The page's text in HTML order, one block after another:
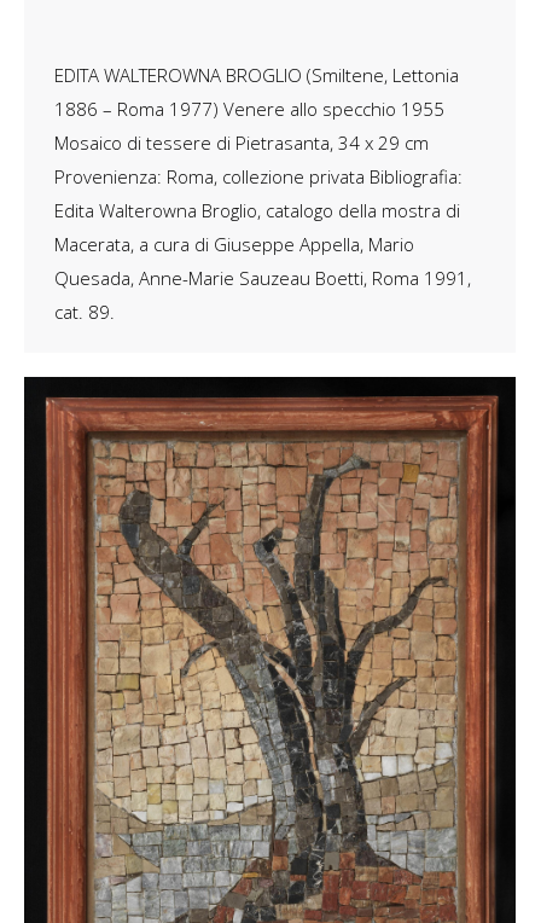
EDITA WALTEROWNA BROGLIO (Smiltene, Lettonia
1886 – Roma 1977) Venere allo specchio 1955
Mosaico di tessere di Pietrasanta, 34 x 29 cm
Provenienza: Roma, collezione privata Bibliografia:
Edita Walterowna Broglio, catalogo della mostra di
Macerata, a cura di Giuseppe Appella, Mario
Quesada, Anne-Marie Sauzeau Boetti, Roma 1991,
cat. 89.